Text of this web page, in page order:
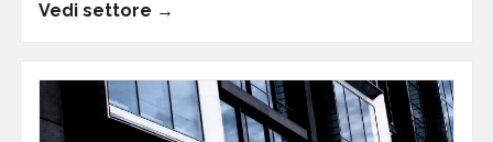
Vedi settore →